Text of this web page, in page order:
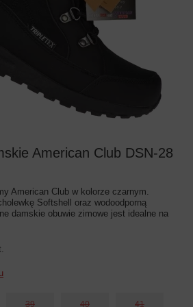
American Club DSN-28
American Club w kolorze czarnym.
Softshell oraz wodoodporną
damskie obuwie zimowe jest idealne na
39 40 41